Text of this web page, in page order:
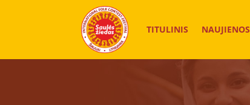
TITULINIS NAUJIENOS